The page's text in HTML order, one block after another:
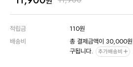
적립금
110원
배송비
총 결제금액이 30,000
구됩니다.
추가배송비